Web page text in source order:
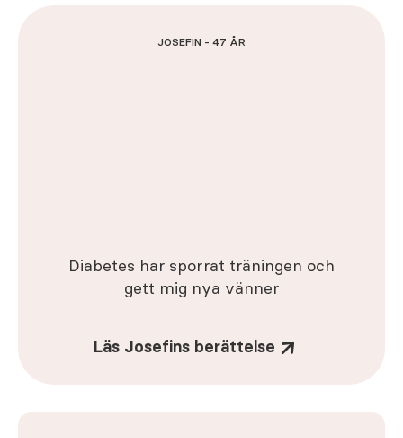
JOSEFIN - 47 ÅR
Diabetes har sporrat träningen och
gett mig nya vänner
Läs Josefins berättelse